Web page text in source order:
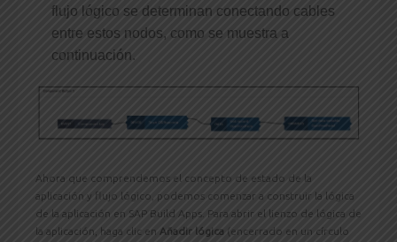
flujo lógico se determinan conectando cables
entre estos nodos, como se muestra a
continuación.
Ahora que comprendemos el concepto de estado de la
aplicación y flujo lógico, podemos comenzar a construir la lógica
de la aplicación en SAP Build Apps. Para abrir el lienzo de lógica de
la aplicación, haga clic en Añadir lógica (encerrado en un círculo